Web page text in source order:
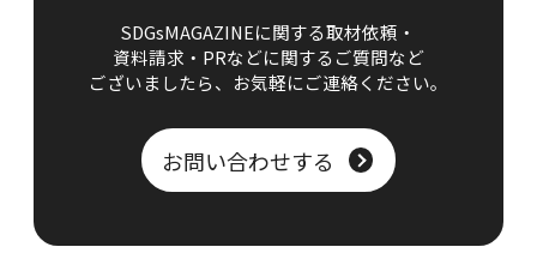
SDGsMAGAZINEに関する取材依頼・
資料請求・PRなどに関するご質問など
ございましたら、 お気軽にご連絡ください。
お問い合わせする